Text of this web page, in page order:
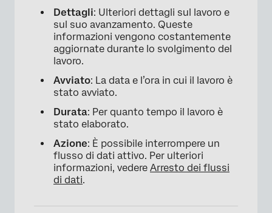
×
Dettagli: Ulteriori dettagli sul lavoro e
sul suo avanzamento. Queste
informazioni vengono costantemente
aggiornate durante lo svolgimento del
lavoro.
Avviato: La data e l’ora in cui il lavoro è
stato avviato.
Durata: Per quanto tempo il lavoro è
stato elaborato.
Azione: È possibile interrompere un
flusso di dati attivo. Per ulteriori
informazioni, vedere Arresto dei flussi
di dati.